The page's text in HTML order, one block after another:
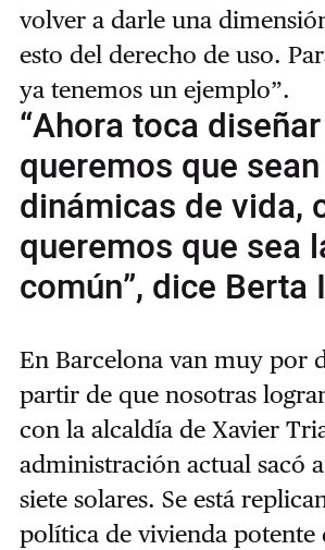
volver a darle una
esto del derecho de uso.
ya tenemos un ejemplo”.
“Ahora toca
queremos que
dinámicas de vida,
queremos que sea
común”, dice Berta
En Barcelona van muy por
partir de que nosotras
con la alcaldía de Xavier
administración actual sacó
siete solares. Se está
política de vivienda potente